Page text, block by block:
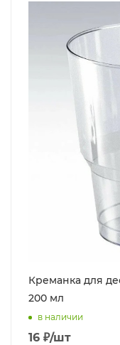
Креманка для
200 мл
в наличии
16 ₽/шт